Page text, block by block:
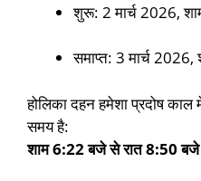
शुरू: 2 मार्च 2026,
समाप्त: 3 मार्च
होलिका दहन हमेशा प्रदोष
समय है:
शाम 6:22 बजे से रात 8:50